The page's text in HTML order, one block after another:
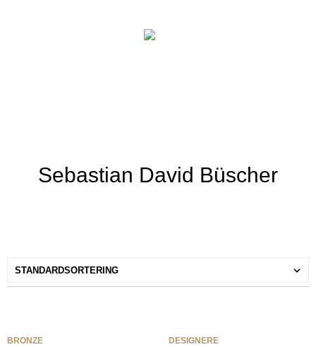
Sebastian David Büscher
BRONZE DESIGNERE